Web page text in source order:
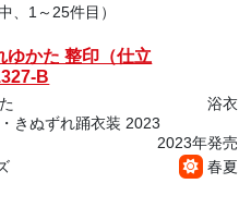
、1～25件目）
ゆかた 整印（仕立
B
浴衣
きぬずれ踊衣装 2023
2023年発売
春夏